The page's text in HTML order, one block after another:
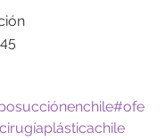
#ofe